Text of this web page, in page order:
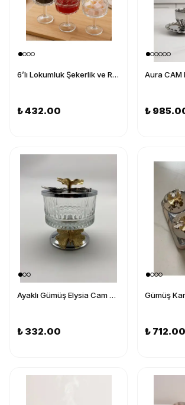
6’lı Lokumluk Şekerlik ve Reçellik Seti – Şık Sunum ve Kahve Yanı Lokumluk
₺ 432.00 ₺
Ayaklı Gümüş Elysia Cam Magnolia Kasesi, Kelebek Kapaklı Dondurmalık, Şekerlik, Çerezlik
₺ 332.00 ₺ 712.00